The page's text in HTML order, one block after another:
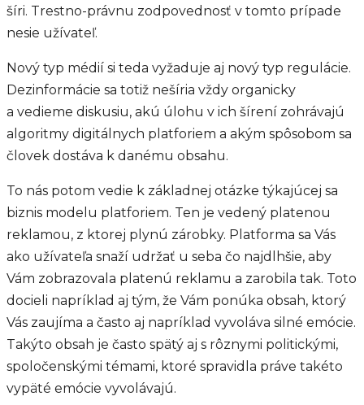
šíri. Trestno-právnu zodpovednosť v tomto prípade
nesie užívateľ.
Nový typ médií si teda vyžaduje aj nový typ regulácie.
Dezinformácie sa totiž nešíria vždy organicky
a vedieme diskusiu, akú úlohu v ich šírení zohrávajú
algoritmy digitálnych platforiem a akým spôsobom sa
človek dostáva k danému obsahu.
To nás potom vedie k základnej otázke týkajúcej sa
biznis modelu platforiem. Ten je vedený platenou
reklamou, z ktorej plynú zárobky. Platforma sa Vás
ako užívateľa snaží udržať u seba čo najdlhšie, aby
Vám zobrazovala platenú reklamu a zarobila tak. Toto
docieli napríklad aj tým, že Vám ponúka obsah, ktorý
Vás zaujíma a často aj napríklad vyvoláva silné emócie.
Takýto obsah je často spätý aj s rôznymi politickými,
spoločenskými témami, ktoré spravidla práve takéto
vypäté emócie vyvolávajú.